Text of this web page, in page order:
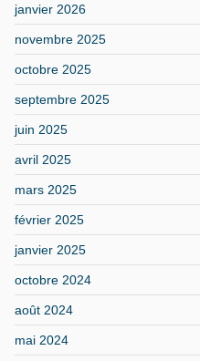
janvier 2026
novembre 2025
octobre 2025
septembre 2025
juin 2025
avril 2025
mars 2025
février 2025
janvier 2025
octobre 2024
août 2024
mai 2024